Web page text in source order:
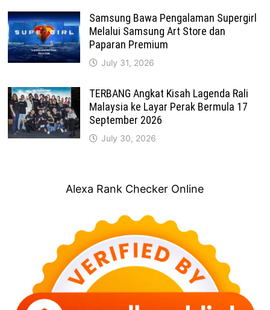
Samsung Bawa Pengalaman Supergirl
Melalui Samsung Art Store dan
Paparan Premium
July 31, 2026
TERBANG Angkat Kisah Lagenda Rali
Malaysia ke Layar Perak Bermula 17
September 2026
July 30, 2026
Alexa Rank Checker Online